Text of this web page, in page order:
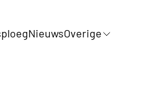
NieuwsOverige